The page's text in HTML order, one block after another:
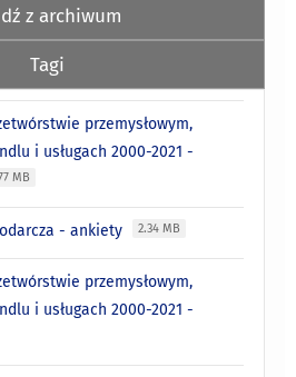
z archiwum
Tagi
przemysłowym,
i usługach 2000-2021 -
MB
- ankiety 2.34 MB
przemysłowym,
i usługach 2000-2021 -